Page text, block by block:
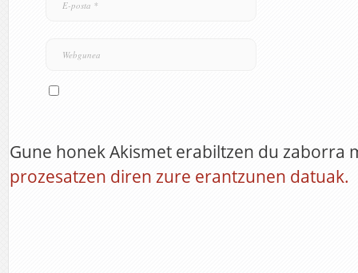
Gune honek Akismet erabiltzen du zaborra
prozesatzen diren zure erantzunen datuak.